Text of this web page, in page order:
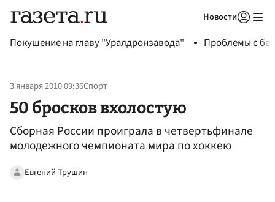
Новости
Покушение на главу "Уралдронзавода" Проблемы с
3 января 2010 09:36Спорт
50 бросков вхолостую
Сборная России проиграла в четвертьфинале
молодежного чемпионата мира по хоккею
Евгений Трушин